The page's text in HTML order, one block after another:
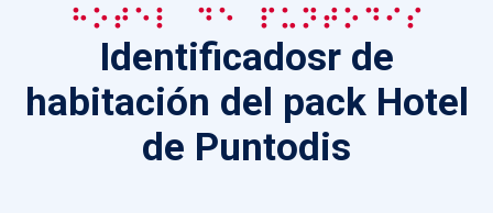
Hotel de Puntodis
Identificadosr de
habitación del pack Hotel
de Puntodis